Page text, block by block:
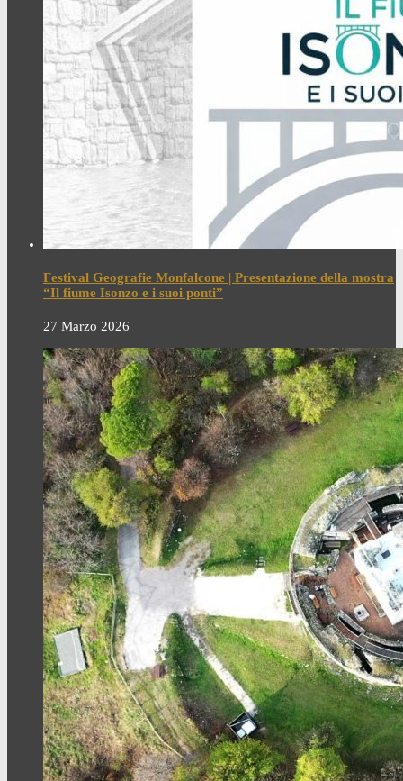
Festival Geografie Monfalcone | Presentazione della mostra
“Il fiume Isonzo e i suoi ponti”
27 Marzo 2026